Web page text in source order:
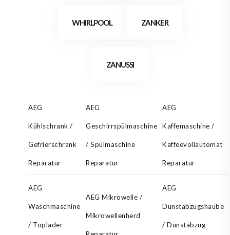
WHIRLPOOL ZANKER
ZANUSSI
AEG
Kühlschrank /
Gefrierschrank
Reparatur
AEG
Geschirrspülmaschine
/ Spülmaschine
Reparatur
AEG
Kaffemaschine /
Kaffeevollautomat
Reparatur
AEG
Waschmaschine
/ Toplader
AEG Mikrowelle /
Mikrowellenherd
AEG
Dunstabzugshaube
/ Dunstabzug